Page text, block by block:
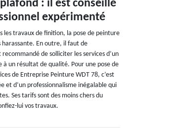
: il est conseillé
expérimenté
les travaux de finition, la pose de peinture
harassante. En outre, il faut de
de solliciter les services d’un
à un résultat de qualité. Pour une pose de
de Entreprise Peinture WDT 78, c’est
et d’un professionnalisme inégalable qui
Ses tarifs sont des moins chers du
lui vos travaux.